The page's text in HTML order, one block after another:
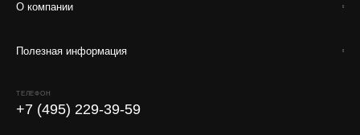
О компании
Полезная информация
ТЕЛЕФОН
+7 (495) 229-39-59